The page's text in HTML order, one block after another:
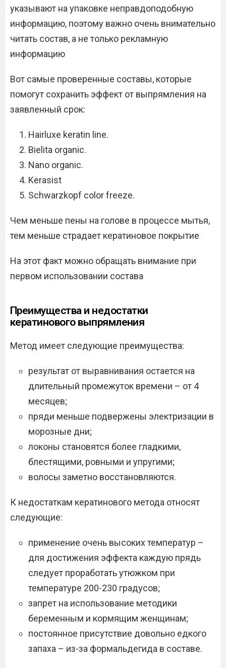
указывают на упаковке неправдоподобную
информацию, поэтому важно очень внимательно
читать состав, а не только рекламную
информацию
Вот самые проверенные составы, которые
помогут сохранить эффект от выпрямления на
заявленный срок:
Hairluxe keratin line.
Bielita organic.
Nano organic.
Kerasist
Schwarzkopf color freeze.
Чем меньше пены на голове в процессе мытья,
тем меньше страдает кератиновое покрытие
На этот факт можно обращать внимание при
первом использовании состава
Преимущества и недостатки
кератинового выпрямления
Метод имеет следующие преимущества:
результат от выравнивания остается на
длительный промежуток времени – от 4
месяцев;
пряди меньше подвержены электризации в
морозные дни;
локоны становятся более гладкими,
блестящими, ровными и упругими;
волосы заметно восстановляются.
К недостаткам кератинового метода относят
следующие:
применение очень высоких температур –
для достижения эффекта каждую прядь
следует проработать утюжком при
температуре 200-230 градусов;
запрет на использование методики
беременным и кормящим женщинам;
постоянное присутствие довольно едкого
запаха – из-за формальдегида в составе.